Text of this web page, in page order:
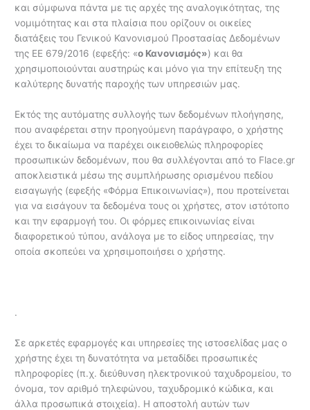
και σύμφωνα πάντα με τις αρχές της αναλογικότητας, της
νομιμότητας και στα πλαίσια που ορίζουν οι οικείες
διατάξεις του Γενικού Κανονισμού Προστασίας Δεδομένων
της ΕΕ 679/2016 (εφεξής: «ο Κανονισμός») και θα
χρησιμοποιούνται αυστηρώς και μόνο για την επίτευξη της
καλύτερης δυνατής παροχής των υπηρεσιών μας.
Εκτός της αυτόματης συλλογής των δεδομένων πλοήγησης,
που αναφέρεται στην προηγούμενη παράγραφο, ο χρήστης
έχει το δικαίωμα να παρέχει οικειοθελώς πληροφορίες
προσωπικών δεδομένων, που θα συλλέγονται από το Flace.gr
αποκλειστικά μέσω της συμπλήρωσης ορισμένου πεδίου
εισαγωγής (εφεξής «Φόρμα Επικοινωνίας»), που προτείνεται
για να εισάγουν τα δεδομένα τους οι χρήστες, στον ιστότοπο
και την εφαρμογή του. Οι φόρμες επικοινωνίας είναι
διαφορετικού τύπου, ανάλογα με το είδος υπηρεσίας, την
οποία σκοπεύει να χρησιμοποιήσει ο χρήστης.
.
Σε αρκετές εφαρμογές και υπηρεσίες της ιστοσελίδας μας ο
χρήστης έχει τη δυνατότητα να μεταδίδει προσωπικές
πληροφορίες (π.χ. διεύθυνση ηλεκτρονικού ταχυδρομείου, το
όνομα, τον αριθμό τηλεφώνου, ταχυδρομικό κώδικα, και
άλλα προσωπικά στοιχεία). Η αποστολή αυτών των